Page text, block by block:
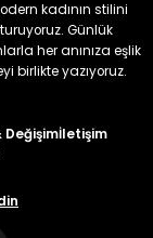
kadının stilini
Günlük
her anınıza eşlik
birlikte yazıyoruz.
Değişimİletişim